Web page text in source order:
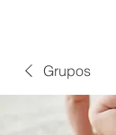
Grupos